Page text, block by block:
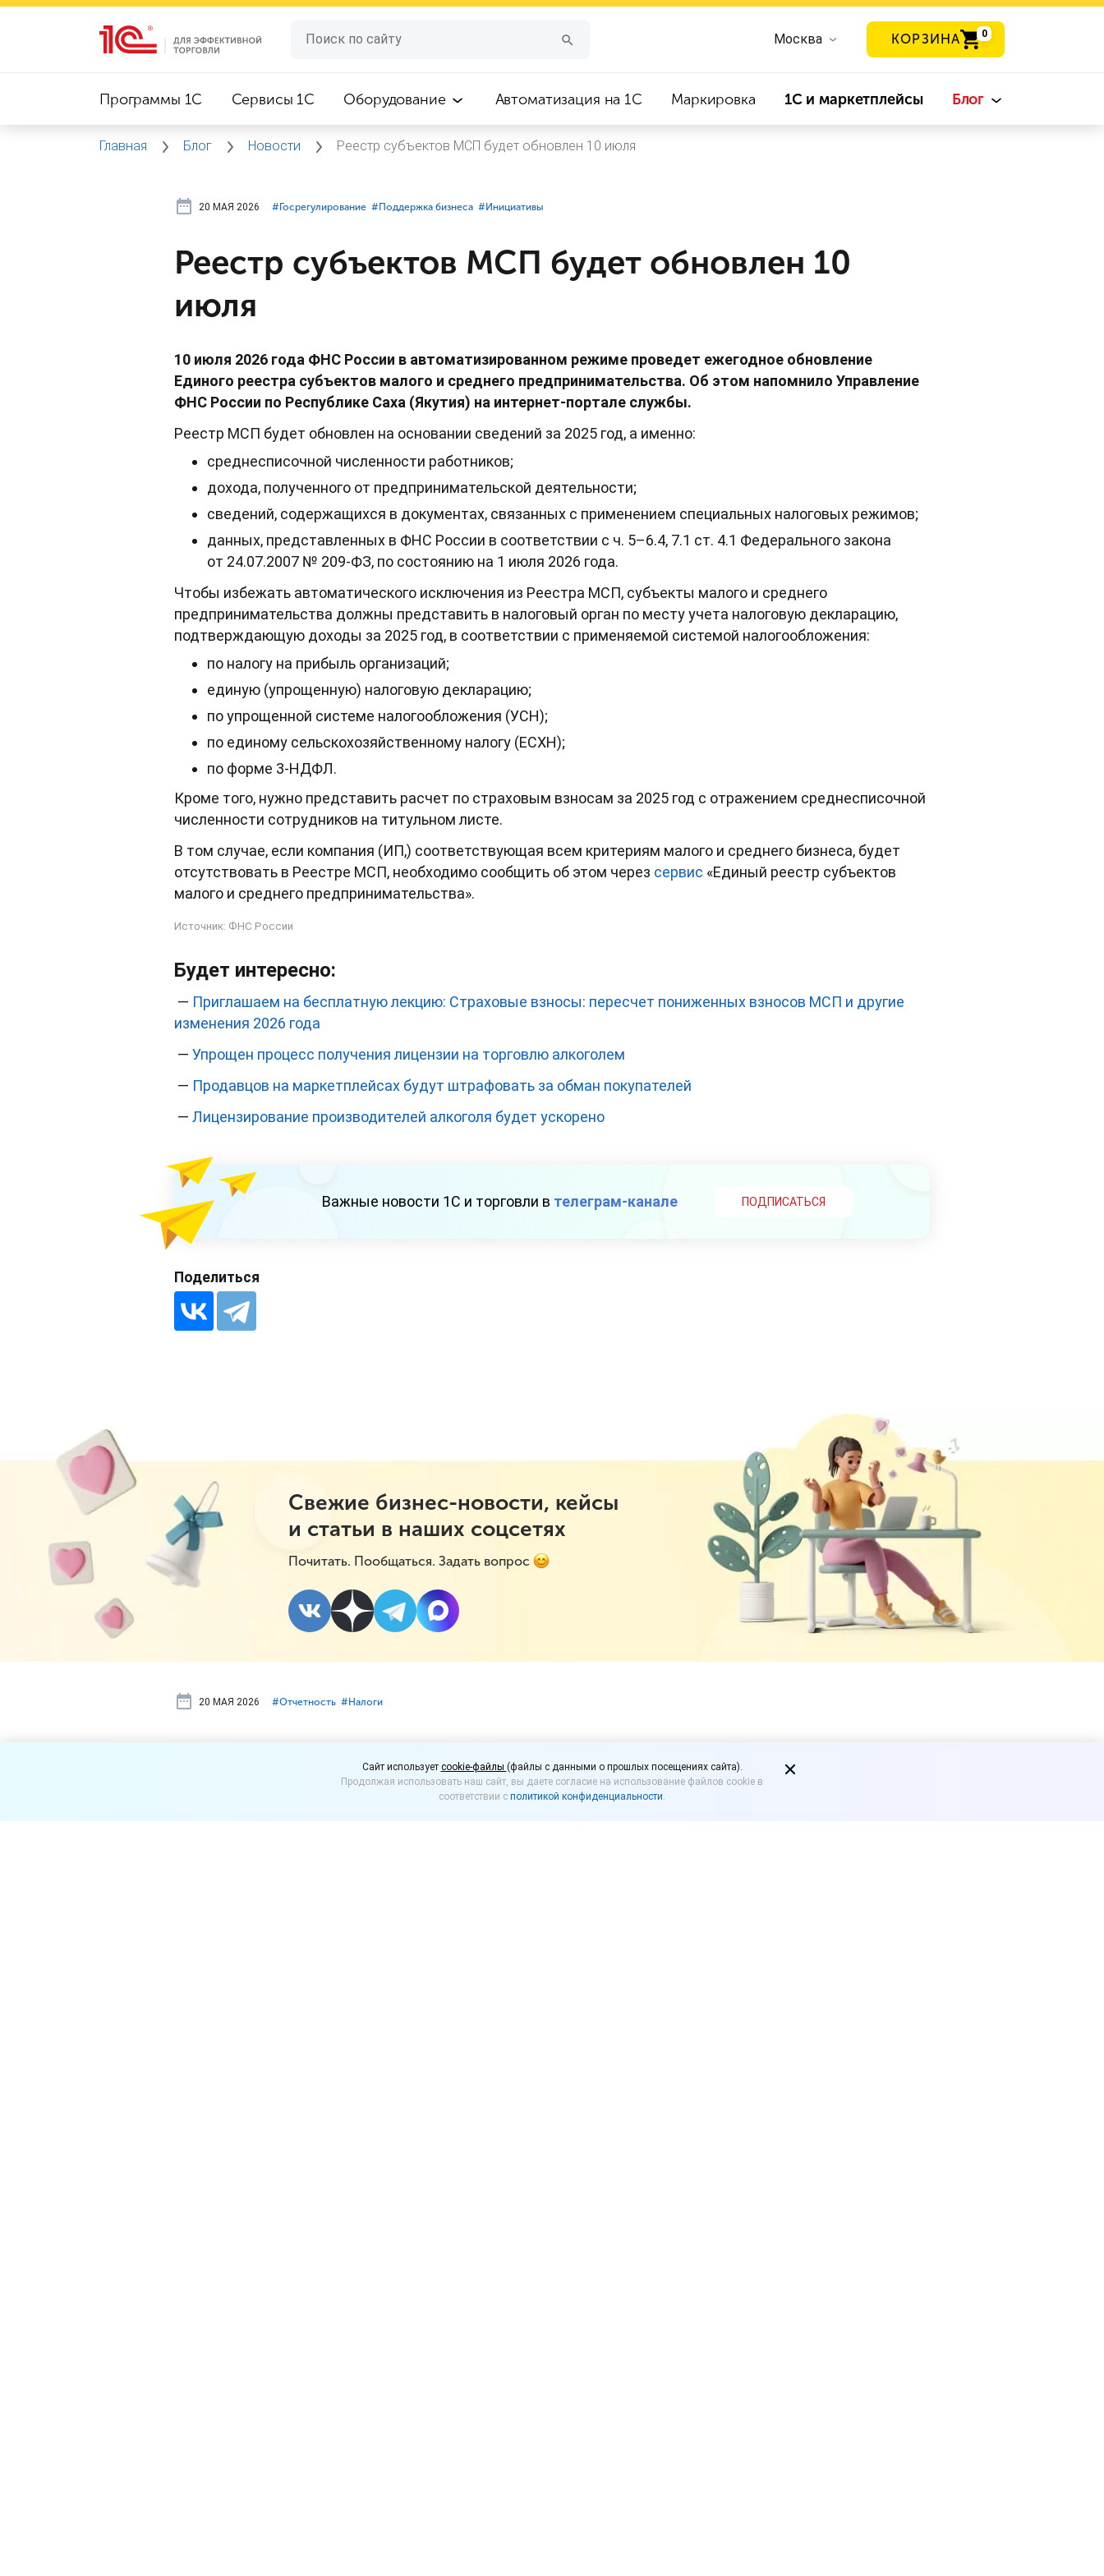
Москва КОРЗИНА 0
Программы 1C Сервисы 1C Оборудование Автоматизация на 1С Маркировка 1С и маркетплейсы Блог
Главная Блог Новости Реестр субъектов МСП будет обновлен 10 июля
20 МАЯ 2026 #⁣Госрегулирование #⁣Поддержка бизнеса #⁣Инициативы
Реестр субъектов МСП будет обновлен 10
июля
10 июля 2026 года ФНС России в автоматизированном режиме проведет ежегодное обновление
Единого реестра субъектов малого и среднего предпринимательства. Об этом напомнило Управление
ФНС России по Республике Саха (Якутия) на интернет-портале службы.
Реестр МСП будет обновлен на основании сведений за 2025 год, а именно:
среднесписочной численности работников;
дохода, полученного от предпринимательской деятельности;
сведений, содержащихся в документах, связанных с применением специальных налоговых режимов;
данных, представленных в ФНС России в соответствии с ч. 5–6.4, 7.1 ст. 4.1 Федерального закона
от 24.07.2007 № 209-ФЗ, по состоянию на 1 июля 2026 года.
Чтобы избежать автоматического исключения из Реестра МСП, субъекты малого и среднего
предпринимательства должны представить в налоговый орган по месту учета налоговую декларацию,
подтверждающую доходы за 2025 год, в соответствии с применяемой системой налогообложения:
по налогу на прибыль организаций;
единую (упрощенную) налоговую декларацию;
по упрощенной системе налогообложения (УСН);
по единому сельскохозяйственному налогу (ЕСХН);
по форме 3-НДФЛ.
Кроме того, нужно представить расчет по страховым взносам за 2025 год с отражением среднесписочной
численности сотрудников на титульном листе.
В том случае, если компания (ИП,) соответствующая всем критериям малого и среднего бизнеса, будет
отсутствовать в Реестре МСП, необходимо сообщить об этом через сервис «Единый реестр субъектов
малого и среднего предпринимательства».
Источник: ФНС России
Будет интересно:
— Приглашаем на бесплатную лекцию: Страховые взносы: пересчет пониженных взносов МСП и другие
изменения 2026 года
— Упрощен процесс получения лицензии на торговлю алкоголем
— Продавцов на маркетплейсах будут штрафовать за обман покупателей
— Лицензирование производителей алкоголя будет ускорено
Важные новости 1С и торговли в телеграм-канале ПОДПИСАТЬСЯ
Поделиться
Свежие бизнес-новости, кейсы
и статьи в наших соцсетях
Почитать. Пообщаться. Задать вопрос
20 МАЯ 2026 #⁣Отчетность #⁣Налоги
Правила сдачи декларации по налогу на
прибыль изменятся в 2027 году
Cайт использует cookie-файлы (файлы с данными о прошлых посещениях сайта).
Продолжая использовать наш сайт, вы даете согласие на использование файлов cookie в
соответствии с политикой конфиденциальности.